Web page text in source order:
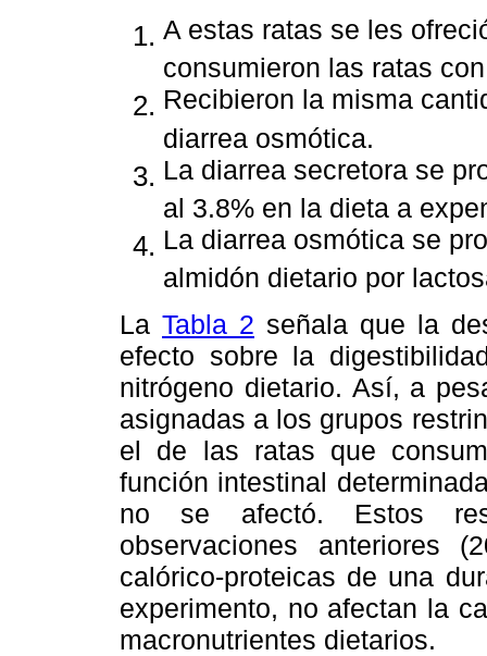
A estas ratas se les
consumieron las ratas
Recibieron la misma
diarrea osmótica.
La diarrea secretora se
al 3.8% en la dieta a
La diarrea osmótica se
almidón dietario por
La Tabla 2 señala que la
efecto sobre la
nitrógeno dietario. Así, a
asignadas a los grupos
el de las ratas que
función intestinal
no se afectó. Estos
observaciones anteriores
calórico-proteicas de una
experimento, no afectan la
macronutrientes dietarios.